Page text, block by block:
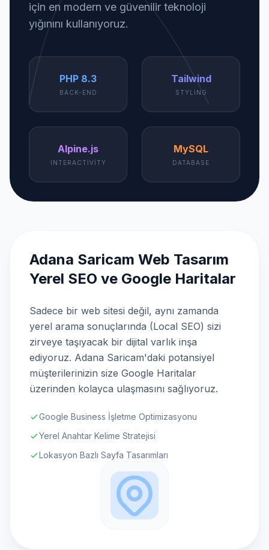
için en modern ve güvenilir teknoloji
yığınını kullanıyoruz.
PHP 8.3
BACK-END
Tailwind
STYLING
Alpine.js
INTERACTIVITY
MySQL
DATABASE
Adana Saricam Web Tasarım
Yerel SEO ve Google Haritalar
Sadece bir web sitesi değil, aynı zamanda
yerel arama sonuçlarında (Local SEO) sizi
zirveye taşıyacak bir dijital varlık inşa
ediyoruz. Adana Saricam'daki potansiyel
müşterilerinizin size Google Haritalar
üzerinden kolayca ulaşmasını sağlıyoruz.
Google Business İşletme Optimizasyonu
Yerel Anahtar Kelime Stratejisi
Lokasyon Bazlı Sayfa Tasarımları